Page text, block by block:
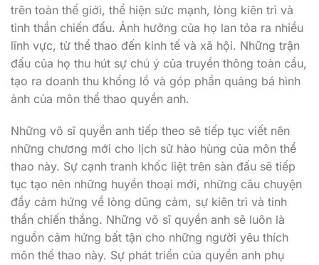
trên toàn thế giới, thể hiện sức mạnh, lòng kiên trì và
tinh thần chiến đấu. Ảnh hưởng của họ lan tỏa ra nhiều
lĩnh vực, từ thể thao đến kinh tế và xã hội. Những trận
đấu của họ thu hút sự chú ý của truyền thông toàn cầu,
tạo ra doanh thu khổng lồ và góp phần quảng bá hình
ảnh của môn thể thao quyền anh.
Những võ sĩ quyền anh tiếp theo sẽ tiếp tục viết nên
những chương mới cho lịch sử hào hùng của môn thể
thao này. Sự cạnh tranh khốc liệt trên sàn đấu sẽ tiếp
tục tạo nên những huyền thoại mới, những câu chuyện
đầy cảm hứng về lòng dũng cảm, sự kiên trì và tinh
thần chiến thắng. Những võ sĩ quyền anh sẽ luôn là
nguồn cảm hứng bất tận cho những người yêu thích
môn thể thao này. Sự phát triển của quyền anh phụ